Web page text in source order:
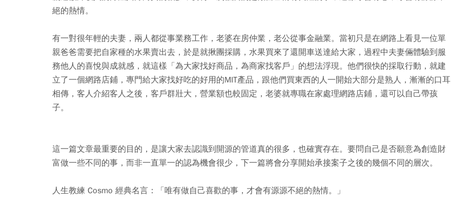
絕的熱情。
有一對很年輕的夫妻，兩人都從事業務工作，老婆在房仲業，老公從事金融業。當初只是在網路上看見一位單
親爸爸需要把自家種的水果賣出去，於是就揪團採購，水果買來了還開車送達給大家，過程中夫妻倆體驗到服
務他人的喜悅與成就感，就這樣「為大家找好商品，為商家找客戶」的想法浮現。他們很快的採取行動，就建
立了一個網路店鋪，專門給大家找好吃的好用的MIT產品，跟他們買東西的人一開始大部分是熟人，漸漸的口耳
相傳，客人介紹客人之後，客戶群壯大，營業額也較固定，老婆就專職在家處理網路店鋪，還可以自己帶孩
子。
這一篇文章最重要的目的，是讓大家去認識到開源的管道真的很多，也確實存在。要問自己是否願意為創造財
富做一些不同的事，而非一直單一的認為機會很少，下一篇將會分享開始承接案子之後的幾個不同的層次。
人生教練 Cosmo 經典名言：「唯有做自己喜歡的事，才會有源源不絕的熱情。」